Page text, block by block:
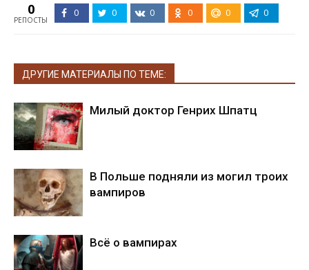
0
РЕПОСТЫ
0 0 0 0 0 0
ДРУГИЕ МАТЕРИАЛЫ ПО ТЕМЕ:
Милый доктор Генрих Шпатц
В Польше подняли из могил троих
вампиров
Всё о вампирах